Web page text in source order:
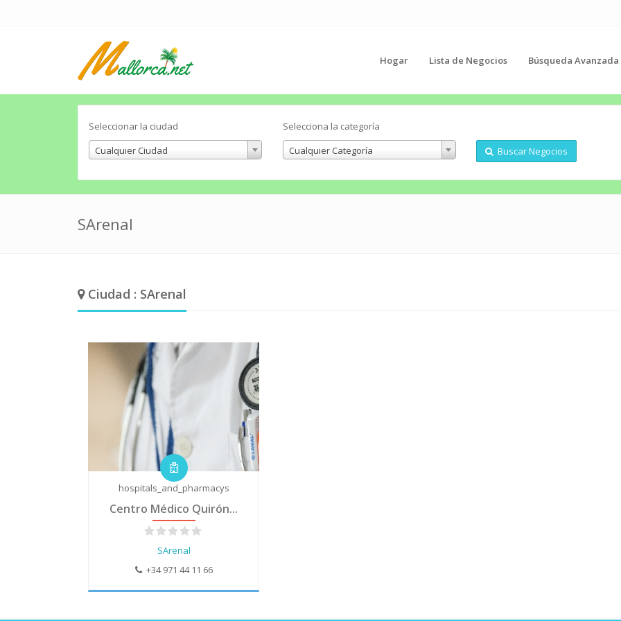
Hogar Lista de Negocios Búsqueda Avanzada
Seleccionar la ciudad
Cualquier Ciudad
Selecciona la categoría
Cualquier Categoría
Buscar Negocios
SArenal
Ciudad : SArenal
hospitals_and_pharmacys
Centro Médico Quirón...
SArenal
+34 971 44 11 66